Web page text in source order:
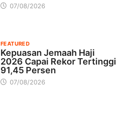
07/08/2026
FEATURED
Kepuasan Jemaah Haji
2026 Capai Rekor Tertinggi
91,45 Persen
07/08/2026